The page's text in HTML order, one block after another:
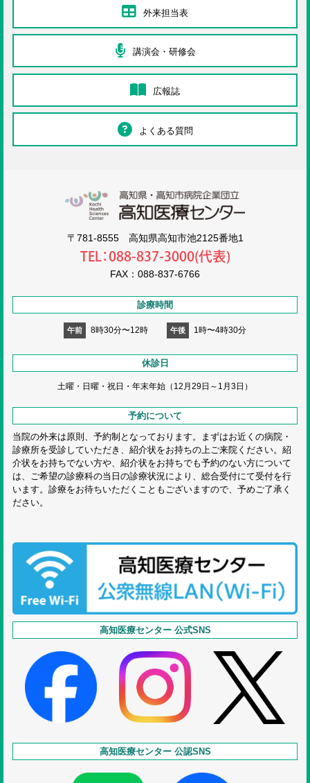
外来担当表
講演会・研修会
広報誌
よくある質問
〒781-8555 高知県高知市池2125番地1
TEL：088-837-3000(代表)
FAX：088-837-6766
診療時間
午前 8時30分〜12時 午後 1時〜4時30分
休診日
土曜・日曜・祝日・ 年末年始（12月29日～1月3日）
予約について
当院の外来は原則、予約制となっております。まずはお近くの病院・
診療所を受診していただき、紹介状をお持ちの上ご来院ください。紹
介状をお持ちでない方や、紹介状をお持ちでも予約のない方について
は、ご希望の診療科の当日の診療状況により、総合受付にて受付を行
います。診療をお待ちいただくこともございますので、予めご了承く
ださい。
高知医療センター 公式SNS
高知医療センター 公認SNS